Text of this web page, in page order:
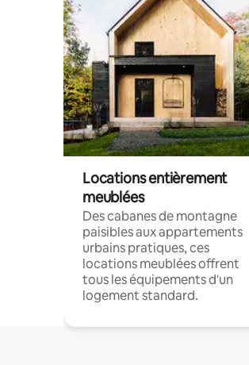
Locations entièrement
meublées
Des cabanes de montagne
paisibles aux appartements
urbains pratiques, ces
locations meublées offrent
tous les équipements d'un
logement standard.